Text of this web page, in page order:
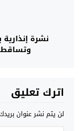
نشرة
اترك تعليق
لن يتم نشر عنوان